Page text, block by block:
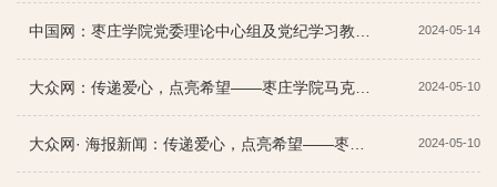
2024-05-14
大众网：传递爱心，点亮希望——枣庄学院马克思主义学院爱心义捐在行动 2024-05-10
2024-05-10